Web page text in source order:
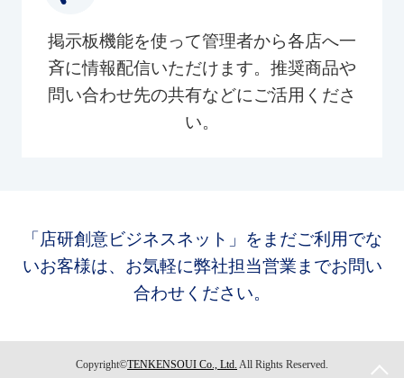
掲示板機能を使って管理者から各店へ一
斉に情報配信いただけます。推奨商品や
問い合わせ先の共有などにご活用くださ
い。
「店研創意ビジネスネット」をまだご利用でな
いお客様は、お気軽に弊社担当営業までお問い
合わせください。
Copyright©TENKENSOUI Co., Ltd. All Rights Reserved.